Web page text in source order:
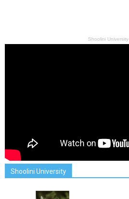
Shoolini University
Shoolini University